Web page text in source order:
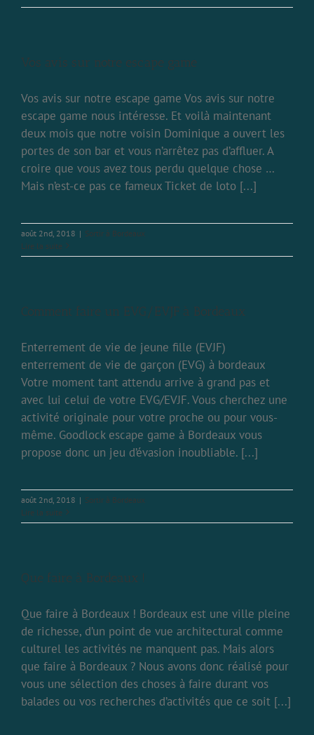
Vos avis sur notre escape game
Vos avis sur notre escape game Vos avis sur notre
escape game nous intéresse. Et voilà maintenant
deux mois que notre voisin Dominique a ouvert les
portes de son bar et vous n’arrêtez pas d’affluer. A
croire que vous avez tous perdu quelque chose …
Mais n’est-ce pas ce fameux Ticket de loto [...]
août 2nd, 2018 | Sortir à Bordeaux
Lire la suite
Comment faire un EVG/EVJF à Bordeaux
Enterrement de vie de jeune fille (EVJF)
enterrement de vie de garçon (EVG) à bordeaux
Votre moment tant attendu arrive à grand pas et
avec lui celui de votre EVG/EVJF. Vous cherchez une
activité originale pour votre proche ou pour vous-
même. Goodlock escape game à Bordeaux vous
propose donc un jeu d’évasion inoubliable. [...]
août 2nd, 2018 | Sortir à Bordeaux
Lire la suite
Que faire à Bordeaux !
Que faire à Bordeaux ! Bordeaux est une ville pleine
de richesse, d’un point de vue architectural comme
culturel les activités ne manquent pas. Mais alors
que faire à Bordeaux ? Nous avons donc réalisé pour
vous une sélection des choses à faire durant vos
balades ou vos recherches d’activités que ce soit [...]